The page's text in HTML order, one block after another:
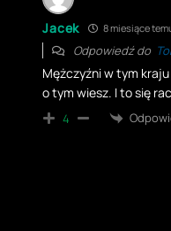
Jacek 8 miesiące
Odpowiedź do
Mężczyźni w tym
o tym wiesz. I to się
4